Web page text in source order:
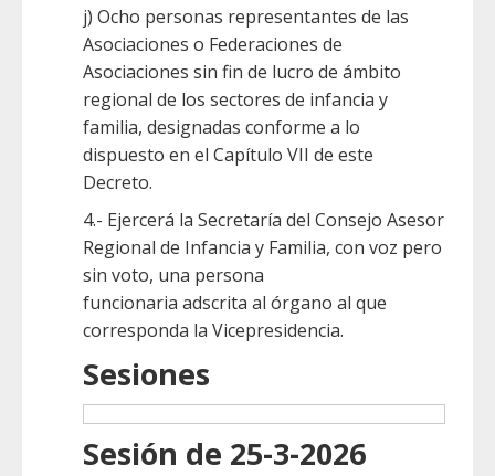
j) Ocho personas representantes de las
Asociaciones o Federaciones de
Asociaciones sin fin de lucro de ámbito
regional de los sectores de infancia y
familia, designadas conforme a lo
dispuesto en el Capítulo VII de este
Decreto.
4.- Ejercerá la Secretaría del Consejo Asesor
Regional de Infancia y Familia, con voz pero
sin voto, una persona
funcionaria adscrita al órgano al que
corresponda la Vicepresidencia.
Sesiones
Sesión de 25-3-2026